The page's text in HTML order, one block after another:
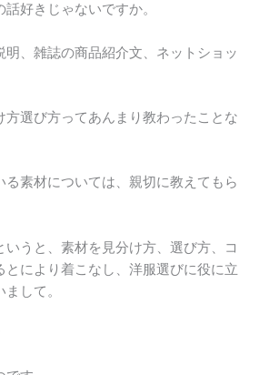
好きじゃないですか。
明、雑誌の商品紹介文、ネットショッ
方選び方ってあんまり教わったことな
る素材については、親切に教えてもら
いうと、素材を見分け方、選び方、コ
とにより着こなし、洋服選びに役に立
して。